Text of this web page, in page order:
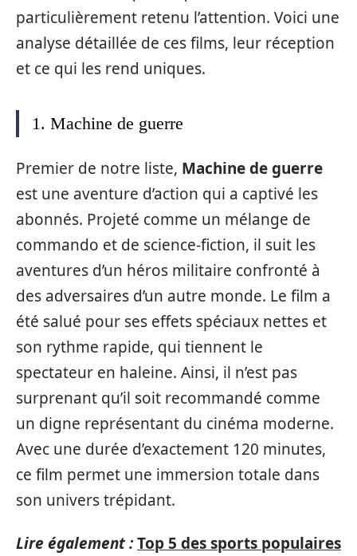
particulièrement retenu l’attention. Voici une
analyse détaillée de ces films, leur réception
et ce qui les rend uniques.
1. Machine de guerre
Premier de notre liste, Machine de guerre
est une aventure d’action qui a captivé les
abonnés. Projeté comme un mélange de
commando et de science-fiction, il suit les
aventures d’un héros militaire confronté à
des adversaires d’un autre monde. Le film a
été salué pour ses effets spéciaux nettes et
son rythme rapide, qui tiennent le
spectateur en haleine. Ainsi, il n’est pas
surprenant qu’il soit recommandé comme
un digne représentant du cinéma moderne.
Avec une durée d’exactement 120 minutes,
ce film permet une immersion totale dans
son univers trépidant.
Lire également :Top 5 des sports populaires